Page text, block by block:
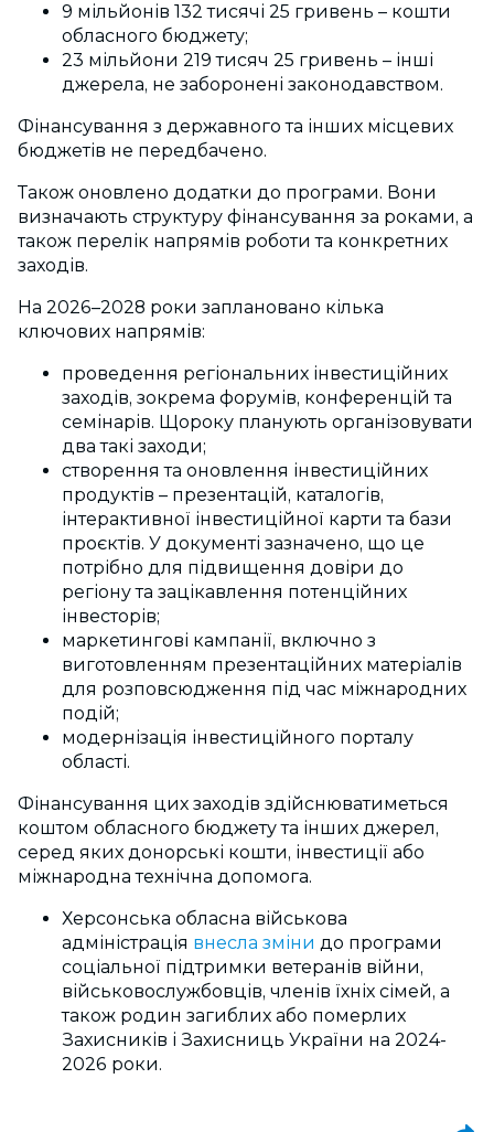
9 мільйонів 132 тисячі 25 гривень – кошти
обласного бюджету;
23 мільйони 219 тисяч 25 гривень – інші
джерела, не заборонені законодавством.
Фінансування з державного та інших місцевих
бюджетів не передбачено.
Також оновлено додатки до програми. Вони
визначають структуру фінансування за роками, а
також перелік напрямів роботи та конкретних
заходів.
На 2026–2028 роки заплановано кілька
ключових напрямів:
проведення регіональних інвестиційних
заходів, зокрема форумів, конференцій та
семінарів. Щороку планують організовувати
два такі заходи;
створення та оновлення інвестиційних
продуктів – презентацій, каталогів,
інтерактивної інвестиційної карти та бази
проєктів. У документі зазначено, що це
потрібно для підвищення довіри до
регіону та зацікавлення потенційних
інвесторів;
маркетингові кампанії, включно з
виготовленням презентаційних матеріалів
для розповсюдження під час міжнародних
подій;
модернізація інвестиційного порталу
області.
Фінансування цих заходів здійснюватиметься
коштом обласного бюджету та інших джерел,
серед яких донорські кошти, інвестиції або
міжнародна технічна допомога.
Херсонська обласна військова
адміністрація внесла зміни до програми
соціальної підтримки ветеранів війни,
військовослужбовців, членів їхніх сімей, а
також родин загиблих або померлих
Захисників і Захисниць України на 2024-
2026 роки.